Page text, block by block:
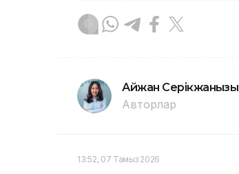
Айжан Серікжанқызы
Авторлар
13:52, 07 Тамыз 2026